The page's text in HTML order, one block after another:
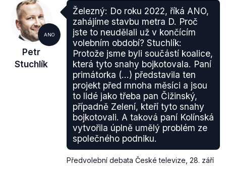
ANO
Petr
Stuchlík
Železný: Do roku 2022, říká ANO,
zahájíme stavbu metra D. Proč
jste to neudělali už v končícím
volebním období? Stuchlík:
Protože jsme byli součástí koalice,
která tyto snahy bojkotovala. Paní
primátorka (...) představila ten
projekt před mnoha měsíci a jsou
to lidé jako třeba pan Čižinský,
případně Zelení, kteří tyto snahy
bojkotovali. A taková paní Kolínská
vytvořila úplně umělý problém ze
společného podniku.
Předvolební debata České televize 28. září